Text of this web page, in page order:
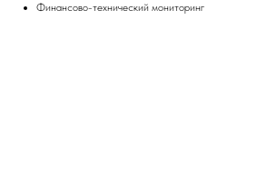
Финансово-технический мониторинг